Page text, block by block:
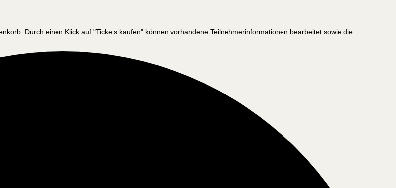
Durch einen Klick auf "Tickets kaufen" können vorhandene Teilnehmerinformationen bearbeitet sowie die